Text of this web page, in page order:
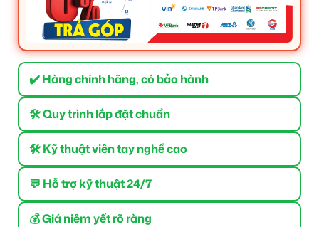
✔️ Hàng chính hãng, có bảo hành
🛠 Quy trình lắp đặt chuẩn
🛠 Kỹ thuật viên tay nghề cao
💬 Hỗ trợ kỹ thuật 24/7
💰 Giá niêm yết rõ ràng